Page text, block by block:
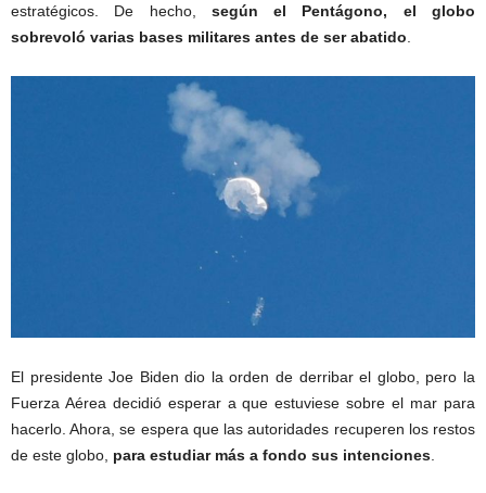
estratégicos. De hecho, según el Pentágono, el globo
sobrevoló varias bases militares antes de ser abatido
El presidente Joe Biden dio la orden de derribar el globo, pero la
Fuerza Aérea decidió esperar a que estuviese sobre el mar para
hacerlo. Ahora, se espera que las autoridades recuperen los restos
de este globo, para estudiar más a fondo sus intenciones